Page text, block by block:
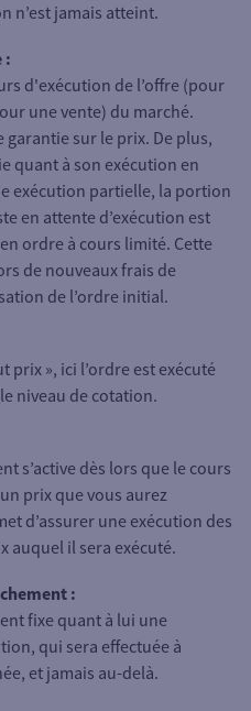
n’est jamais atteint.
:
d'exécution de l’offre (pour
une vente) du marché.
sur le prix. De plus,
quant à son exécution en
exécution partielle, la portion
en attente d’exécution est
ordre à cours limité. Cette
de nouveaux frais de
de l’ordre initial.
prix », ici l’ordre est exécuté
niveau de cotation.
s’active dès lors que le cours
prix que vous aurez
d’assurer une exécution des
auquel il sera exécuté.
:
fixe quant à lui une
qui sera effectuée à
et jamais au-delà.